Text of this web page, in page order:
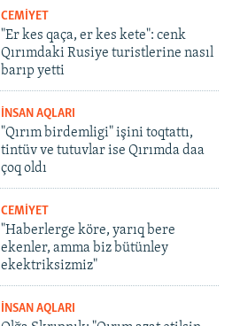
CEMİYET
"Er kes qaça, er kes kete": cenk
Qırımdaki Rusiye turistlerine nasıl
barıp yetti
İNSAN AQLARI
"Qırım birdemligi" işini toqtattı,
tintüv ve tutuvlar ise Qırımda daa
çoq oldı
CEMİYET
"Haberlerge köre, yarıq bere
ekenler, amma biz bütünley
ekektriksizmiz"
İNSAN AQLARI